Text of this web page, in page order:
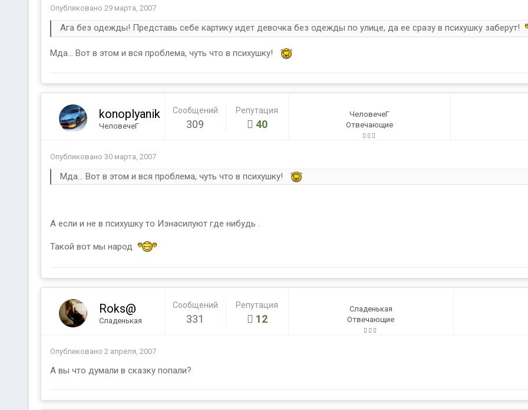
Опубликовано 29 марта, 2007
Ага без одежды! Представь себе картику идет девочка без одежды по улице, да ее сразу в психушку заберут!
Мда... Вот в этом и вся проблема, чуть что в психушку!
konoplyanik
ЧеловечеГ
Сообщений
309
Репутация
40
ЧеловечеГ
Отвечающие
Опубликовано 30 марта, 2007
Мда... Вот в этом и вся проблема, чуть что в психушку!
А если и не в психушку то Изнасилуют где нибудь .
Такой вот мы народ
Roks@
Сладенькая
Сообщений
331
Репутация
12
Сладенькая
Отвечающие
Опубликовано 2 апреля, 2007
А вы что думали в сказку попали?